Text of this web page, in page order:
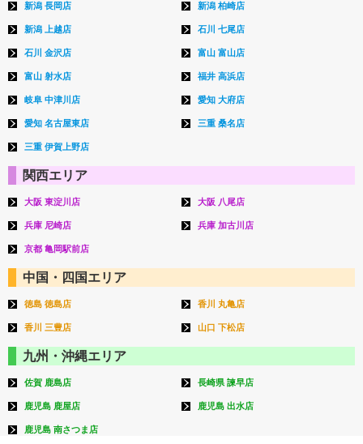
新潟 長岡店 新潟 柏崎店
新潟 上越店 石川 七尾店
石川 金沢店 富山 富山店
富山 射水店 福井 高浜店
岐阜 中津川店 愛知 大府店
愛知 名古屋東店 三重 桑名店
三重 伊賀上野店
関西エリア
大阪 東淀川店 大阪 八尾店
兵庫 尼崎店 兵庫 加古川店
京都 亀岡駅前店
中国・四国エリア
徳島 徳島店 香川 丸亀店
香川 三豊店 山口 下松店
九州・沖縄エリア
佐賀 鹿島店 長崎県 諫早店
鹿児島 鹿屋店 鹿児島 出水店
鹿児島 南さつま店